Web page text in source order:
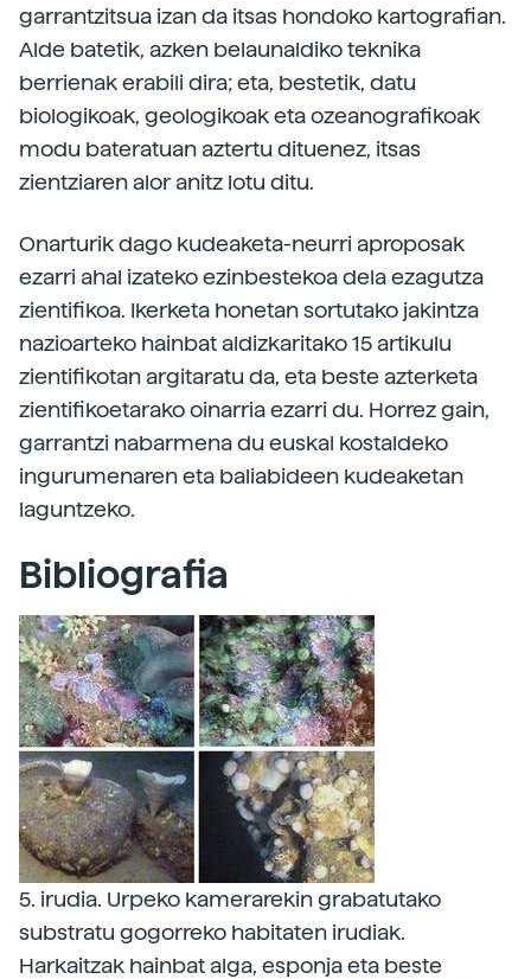
garrantzitsua izan da itsas hondoko kartografian.
Alde batetik, azken belaunaldiko teknika
berrienak erabili dira; eta, bestetik, datu
biologikoak, geologikoak eta ozeanografikoak
modu bateratuan aztertu dituenez, itsas
zientziaren alor anitz lotu ditu.
Onarturik dago kudeaketa-neurri aproposak
ezarri ahal izateko ezinbestekoa dela ezagutza
zientifikoa. Ikerketa honetan sortutako jakintza
nazioarteko hainbat aldizkaritako 15 artikulu
zientifikotan argitaratu da, eta beste azterketa
zientifikoetarako oinarria ezarri du. Horrez gain,
garrantzi nabarmena du euskal kostaldeko
ingurumenaren eta baliabideen kudeaketan
laguntzeko.
Bibliografia
5. irudia. Urpeko kamerarekin grabatutako
substratu gogorreko habitaten irudiak.
Harkaitzak hainbat alga, esponja eta beste